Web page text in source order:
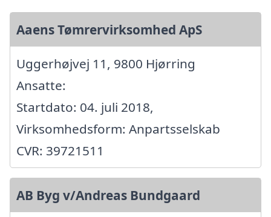
Aaens Tømrervirksomhed ApS
Uggerhøjvej 11, 9800 Hjørring
Ansatte:
Startdato: 04. juli 2018,
Virksomhedsform: Anpartsselskab
CVR: 39721511
AB Byg v/Andreas Bundgaard